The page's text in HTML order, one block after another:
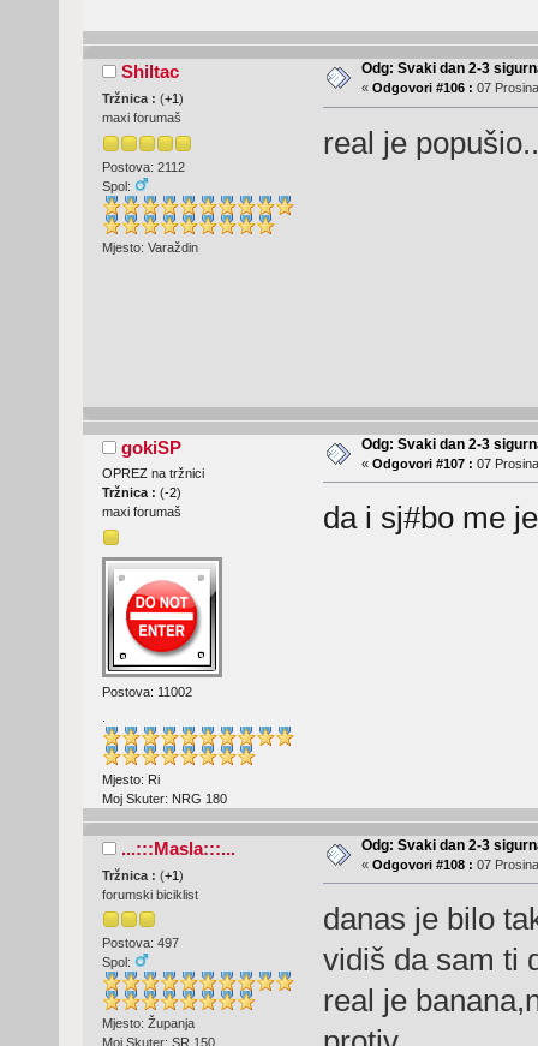
Shiltac
Tržnica : (+1 )
maxi forumaš
Postova: 2112
Spol:
Mjesto: Varaždin
Odg: Svaki dan 2-3
« Odgovori #106 : 07
real je
gokiSP
OPREZ na tržnici
Tržnica : (-2)
maxi forumaš
Postova: 11002
Mjesto: Ri
Moj Skuter: NRG 180
Odg: Svaki dan 2-3
« Odgovori #107 : 07
da i sj#bo me
...:::Masla:::...
Tržnica : (+1)
forumski biciklist
Postova: 497
Spol:
Mjesto: Županja
Moj Skuter: SR 150
Odg: Svaki dan 2-3
« Odgovori #108 : 07
danas je bilo
vidiš da sam ti
real je